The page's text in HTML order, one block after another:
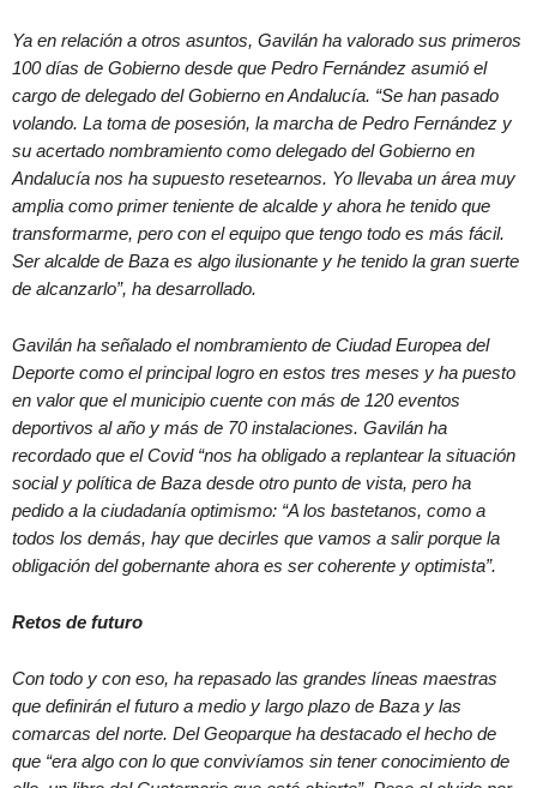
Ya en relación a otros asuntos, Gavilán ha valorado sus primeros
100 días de Gobierno desde que Pedro Fernández asumió el
cargo de delegado del Gobierno en Andalucía. “Se han pasado
volando. La toma de posesión, la marcha de Pedro Fernández y
su acertado nombramiento como delegado del Gobierno en
Andalucía nos ha supuesto resetearnos. Yo llevaba un área muy
amplia como primer teniente de alcalde y ahora he tenido que
transformarme, pero con el equipo que tengo todo es más fácil.
Ser alcalde de Baza es algo ilusionante y he tenido la gran suerte
de alcanzarlo”, ha desarrollado.
Gavilán ha señalado el nombramiento de Ciudad Europea del
Deporte como el principal logro en estos tres meses y ha puesto
en valor que el municipio cuente con más de 120 eventos
deportivos al año y más de 70 instalaciones. Gavilán ha
recordado que el Covid “nos ha obligado a replantear la situación
social y política de Baza desde otro punto de vista, pero ha
pedido a la ciudadanía optimismo: “A los bastetanos, como a
todos los demás, hay que decirles que vamos a salir porque la
obligación del gobernante ahora es ser coherente y optimista”.
Retos de futuro
Con todo y con eso, ha repasado las grandes líneas maestras
que definirán el futuro a medio y largo plazo de Baza y las
comarcas del norte. Del Geoparque ha destacado el hecho de
que “era algo con lo que convivíamos sin tener conocimiento de